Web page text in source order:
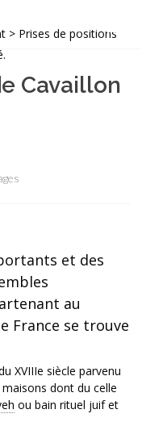
> Prises de positions
Cavaillon
et des
au
France se trouve
XVIIIe siècle parvenu
dont du celle
ou bain rituel juif et